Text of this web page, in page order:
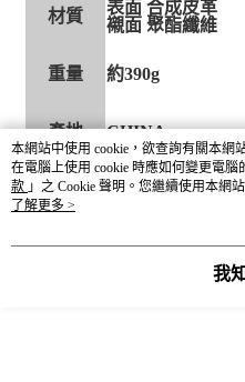
材質
表面 合成皮革
襯面 聚酯纖維
重量 約390g
產地 CHINA
本網站中使用 cookie，欲查詢有關本網
在電腦上使用 cookie 時應如何變更電腦
款 」之 Cookie 聲明。您繼續使用本網
之 Cookie 聲明使用 cookie。
了解更多 >
我